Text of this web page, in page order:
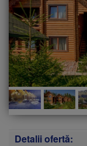
Detalii ofertă: